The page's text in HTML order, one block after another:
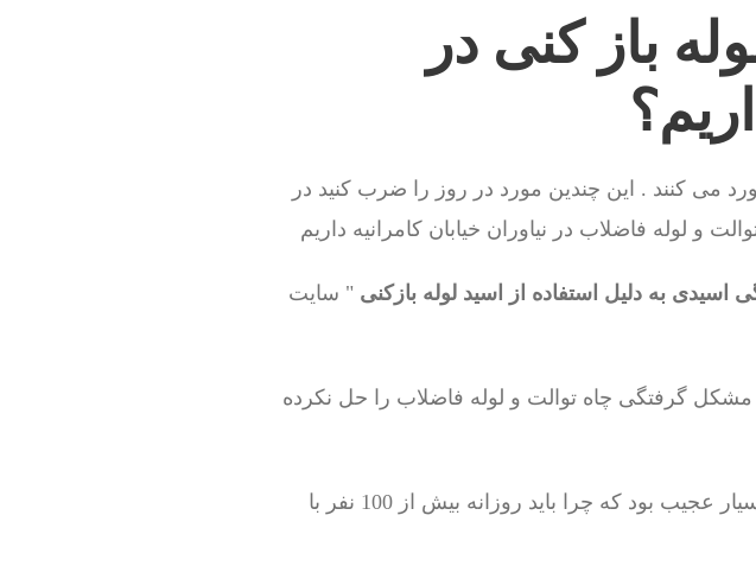
باز کنی در
می کنند . این چندین مورد در روز را ضرب کنید در
و لوله فاضلاب در نیاوران خیابان کامرانیه داریم
اسیدی به دلیل استفاده از اسید لوله بازکنی " سایت
مشکل گرفتگی چاه توالت و لوله فاضلاب را حل نکرده
وقتی آمارهای بازدید سایت را چک می کردیم ، برای خود ما هم بسیار عجیب بود که چرا باید روزانه بیش از 100 نفر با